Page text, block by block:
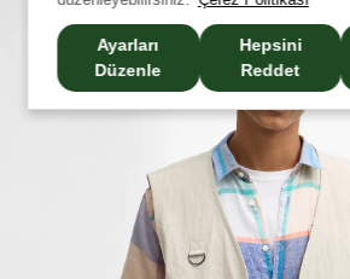
Ayarları
Düzenle
Hepsini
Reddet